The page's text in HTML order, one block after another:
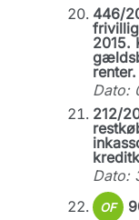
446/
2015.
renter.
Dato:
212/
Dato:
OF